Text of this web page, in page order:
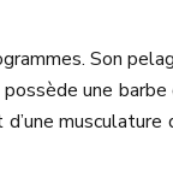
Son
une
musculature